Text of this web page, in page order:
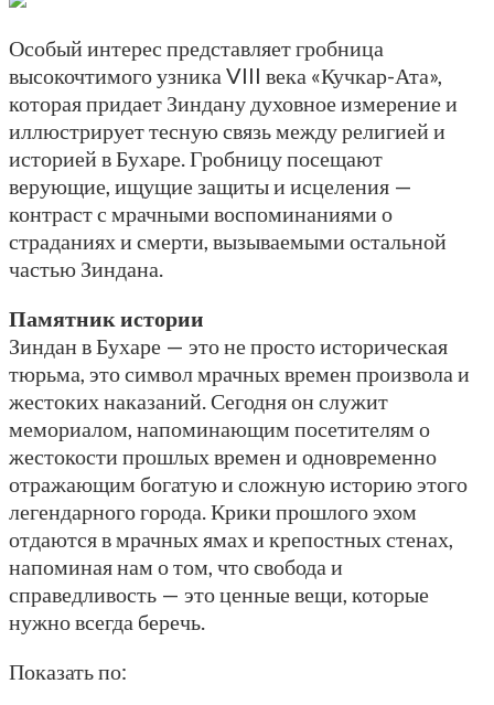
Особый интерес представляет гробница
высокочтимого узника VIII века «Кучкар-Ата»,
которая придает Зиндану духовное измерение и
иллюстрирует тесную связь между религией и
историей в Бухаре. Гробницу посещают
верующие, ищущие защиты и исцеления —
контраст с мрачными воспоминаниями о
страданиях и смерти, вызываемыми остальной
частью Зиндана.
Памятник истории
Зиндан в Бухаре — это не просто историческая
тюрьма, это символ мрачных времен произвола и
жестоких наказаний. Сегодня он служит
мемориалом, напоминающим посетителям о
жестокости прошлых времен и одновременно
отражающим богатую и сложную историю этого
легендарного города. Крики прошлого эхом
отдаются в мрачных ямах и крепостных стенах,
напоминая нам о том, что свобода и
справедливость — это ценные вещи, которые
нужно всегда беречь.
Показать по: